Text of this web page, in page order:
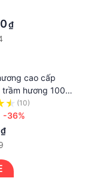
₫
cao cấp
trầm hương 100%
nhang thơm
(10)
-36%
₫